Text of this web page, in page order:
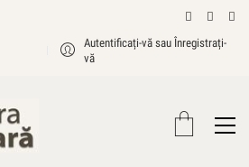
Autentificați-vă sau Înregistrați-
vă